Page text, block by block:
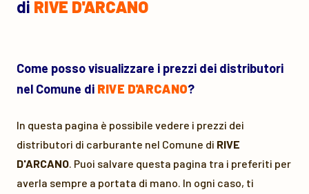
di RIVE D'ARCANO
Come posso visualizzare i prezzi dei distributori
nel Comune di RIVE D'ARCANO?
In questa pagina è possibile vedere i prezzi dei
distributori di carburante nel Comune di RIVE
D'ARCANO. Puoi salvare questa pagina tra i preferiti per
averla sempre a portata di mano. In ogni caso, ti